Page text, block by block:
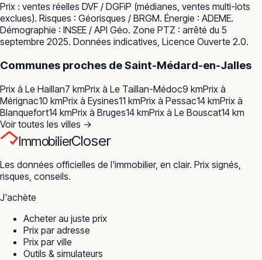
Prix : ventes réelles DVF / DGFiP (médianes, ventes multi-lots
exclues). Risques : Géorisques / BRGM. Énergie : ADEME.
Démographie : INSEE / API Géo. Zone PTZ : arrêté du 5
septembre 2025. Données indicatives, Licence Ouverte 2.0.
Communes proches deSaint-Médard-en-Jalles
Prix à Le Haillan7 kmPrix à Le Taillan-Médoc9 kmPrix à
Mérignac10 kmPrix à Eysines11 kmPrix à Pessac14 kmPrix à
Blanquefort14 kmPrix à Bruges14 kmPrix à Le Bouscat14 km
Voir toutes les villes →
ImmobilierCloser
Les données officielles de l'immobilier, en clair. Prix signés,
risques, conseils.
J'achète
Acheter au juste prix
Prix par adresse
Prix par ville
Outils & simulateurs